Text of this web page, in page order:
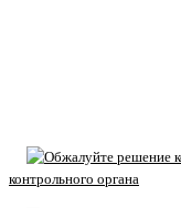
контрольного органа